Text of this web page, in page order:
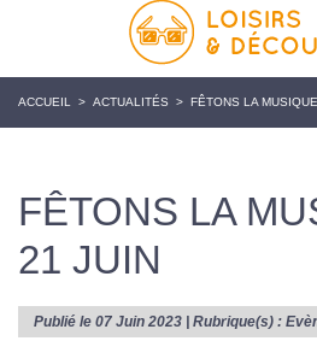
ACCUEIL > ACTUALITÉS > FÊTONS LA
FÊTONS LA
21 JUIN
Publié le 07 Juin 2023 | Rubrique(s) :